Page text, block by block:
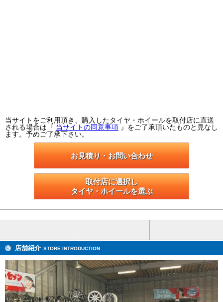
当サイトをご利用頂き、購入したタイヤ・ホイールを取付店に直送
される場合は『 当サイトの同意事項 』をご了承頂いたものと見なし
ます。予めご了承下さい。
お見積り・お問い合わせ
取付店に選択し
タイヤ・ホイールを選ぶ
店舗紹介 STORE INTRODUCTION